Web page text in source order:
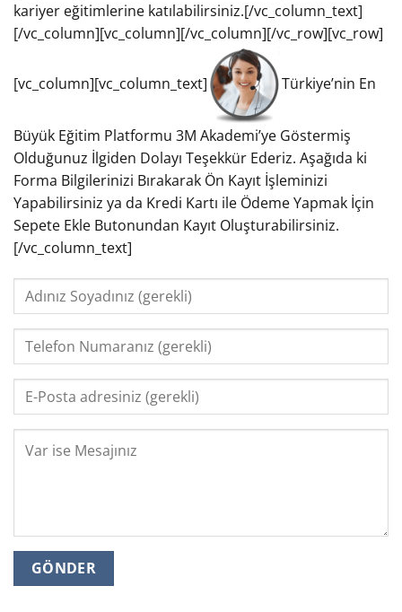
kariyer eğitimlerine katılabilirsiniz.[/vc_column_text]
[/vc_column][vc_column][/vc_column][/vc_row][vc_row]
[vc_column][vc_column_text] Türkiye’nin En
Büyük Eğitim Platformu 3M Akademi’ye Göstermiş
Olduğunuz İlgiden Dolayı Teşekkür Ederiz. Aşağıda ki
Forma Bilgilerinizi Bırakarak Ön Kayıt İşleminizi
Yapabilirsiniz ya da Kredi Kartı ile Ödeme Yapmak İçin
Sepete Ekle Butonundan Kayıt Oluşturabilirsiniz.
[/vc_column_text]